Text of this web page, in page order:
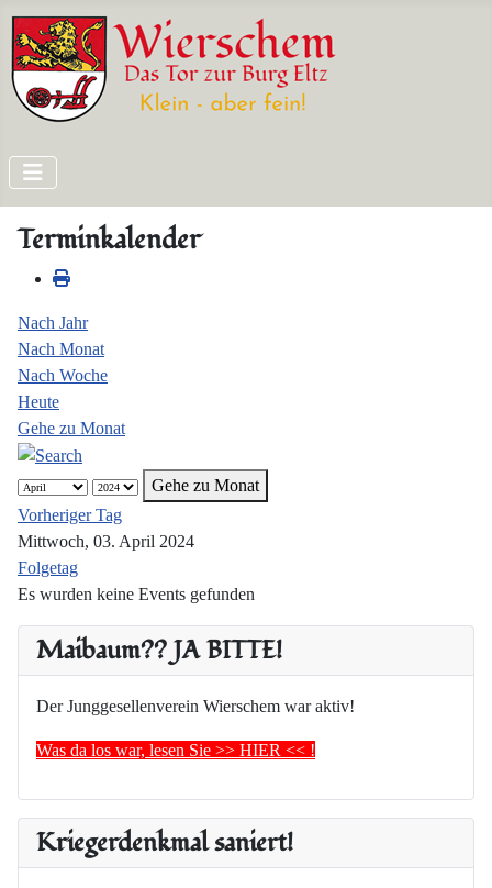
Maibaum?? JA BITTE!
Der Junggesellenverein Wierschem war aktiv!
Was da los war, lesen Sie >> HIER << !
Kriegerdenkmal saniert!
Terminkalender
Nach Jahr
Nach Monat
Nach Woche
Heute
Gehe zu Monat
Gehe zu Monat
Vorheriger Tag
Mittwoch, 03. April 2024
Folgetag
Es wurden keine Events gefunden